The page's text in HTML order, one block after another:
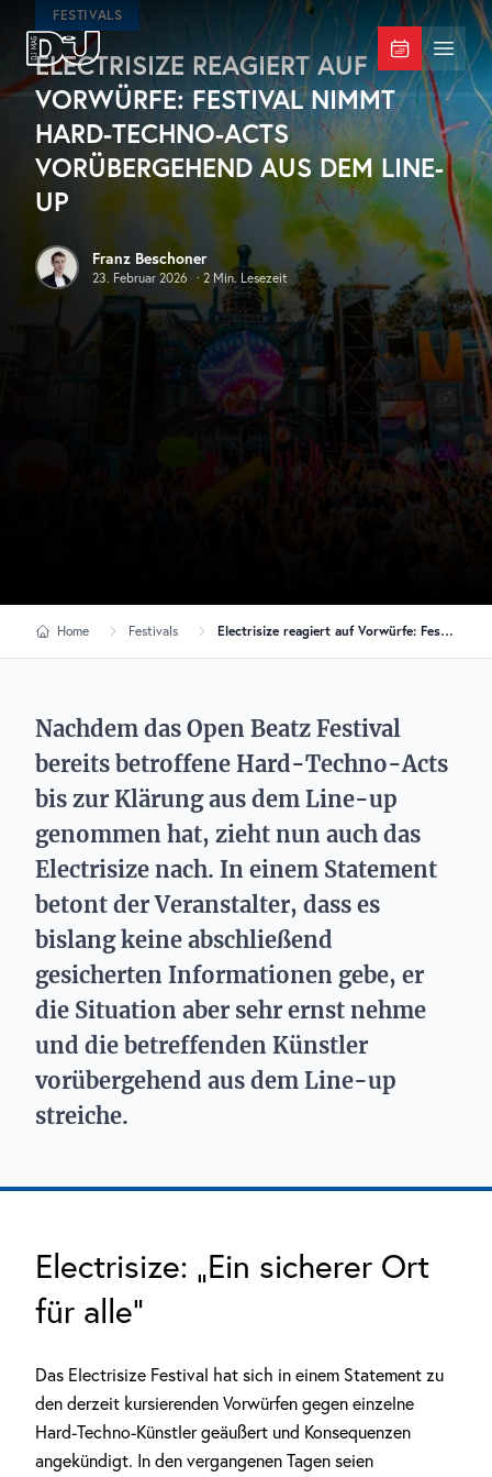
Zum Hauptinhalt springen
DJ Mag Germany Menü
FESTIVALS
ELECTRISIZE REAGIERT AUF
VORWÜRFE: FESTIVAL NIMMT
HARD-TECHNO-ACTS
VORÜBERGEHEND AUS DEM LINE-
UP
Franz Beschoner
23. Februar 2026 ·2 Min. Lesezeit
Home Festivals Electrisize reagiert auf Vorwürfe: Festival nimmt Hard-Techno-Acts vorübergehend aus dem Line-up
Nachdem das Open Beatz Festival
bereits betroffene Hard-Techno-Acts
bis zur Klärung aus dem Line-up
genommen hat, zieht nun auch das
Electrisize nach. In einem Statement
betont der Veranstalter, dass es
bislang keine abschließend
gesicherten Informationen gebe, er
die Situation aber sehr ernst nehme
und die betreffenden Künstler
vorübergehend aus dem Line-up
streiche.
Electrisize: „Ein sicherer Ort
für alle“
Das Electrisize Festival hat sich in einem Statement zu
den derzeit kursierenden Vorwürfen gegen einzelne
Hard-Techno-Künstler geäußert und Konsequenzen
angekündigt. In den vergangenen Tagen seien